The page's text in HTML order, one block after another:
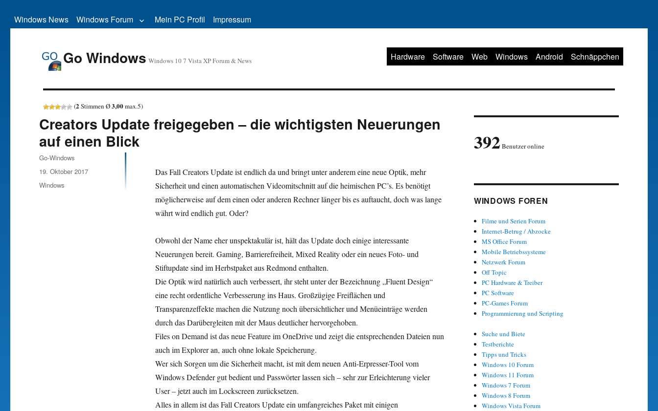
Windows News Windows Forum Mein PC Profil Impressum
Go Windows Windows 10 7 Vista XP Forum & News Hardware Software Web Windows Android Schnäppchen
(2 Stimmen Ø3,00max.5)
Creators Update freigegeben – die wichtigsten Neuerungen
auf einen Blick
Das Fall Creators Update ist endlich da und bringt unter anderem eine neue Optik, mehr
Sicherheit und einen automatischen Videomitschnitt auf die heimischen PC’s. Es benötigt
möglicherweise auf dem einen oder anderen Rechner länger bis es auftaucht, doch was lange
währt wird endlich gut. Oder?
Obwohl der Name eher unspektakulär ist, hält das Update doch einige interessante
Neuerungen bereit. Gaming, Barrierefreiheit, Mixed Reality oder ein neues Foto- und
Stiftupdate sind im Herbstpaket aus Redmond enthalten.
Die Optik wird natürlich auch verbessert, ihr steht unter der Bezeichnung „Fluent Design“
eine recht ordentliche Verbesserung ins Haus. Großzügige Freiflächen und
Transparenzeffekte machen die Nutzung noch übersichtlicher und Menüeinträge werden
durch das Darübergleiten mit der Maus deutlicher hervorgehoben.
Files on Demand ist das neue Feature im OneDrive und zeigt die entsprechenden Dateien nun
auch im Explorer an, auch ohne lokale Speicherung.
Wer sich Sorgen um die Sicherheit macht, ist mit dem neuen Anti-Erpresser-Tool vom
Windows Defender gut bedient und Passwörter lassen sich – sehr zur Erleichterung vieler
User – jetzt auch im Lockscreen zurücksetzen.
Alles in allem ist das Fall Creators Update ein umfangreiches Paket mit einigen
Autor
Go-Windows
Veröffentlicht
am
19. Oktober 2017
Kategorien
Windows
392 Benutzer online
WINDOWS FOREN
Filme und Serien Forum
Internet-Betrug / Abzocke
MS Office Forum
Mobile Betriebssysteme
Netzwerk Forum
Off Topic
PC Hardware & Treiber
PC Software
PC-Games Forum
Programmierung und Scripting
Suche und Biete
Testberichte
Tipps und Tricks
Windows 10 Forum
Windows 11 Forum
Windows 7 Forum
Windows 8 Forum
Windows Vista Forum